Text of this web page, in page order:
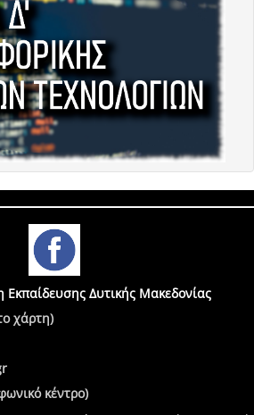
Εκπαίδευσης Δυτικής Μακεδονίας
χάρτη)
κέντρο)